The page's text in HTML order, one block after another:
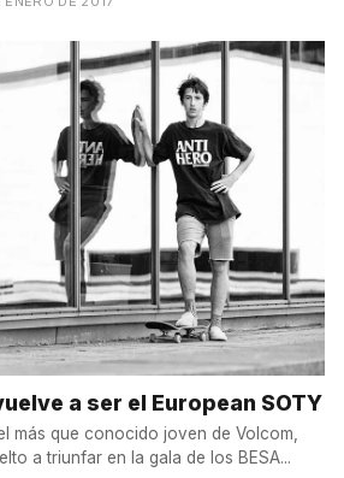
a ser el European SOTY
más que conocido joven de Volcom,
a triunfar en la gala de los BESA...